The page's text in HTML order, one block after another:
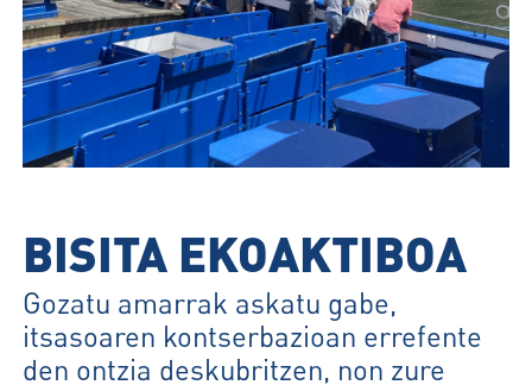
BISITA EKOAKTIBOA
Gozatu amarrak askatu gabe,
itsasoaren kontserbazioan errefente
den ontzia deskubritzen, non zure